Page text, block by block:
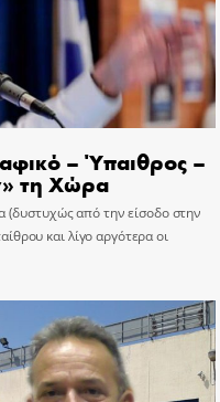
– Ύπαιθρος –
τη Χώρα
(δυστυχώς από την είσοδο στην
και λίγο αργότερα οι